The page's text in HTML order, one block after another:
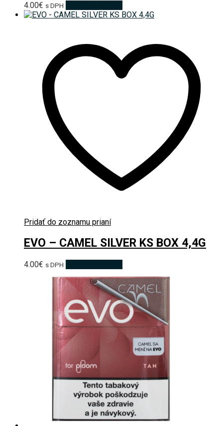
4.00€ s DPH
Pridať do zoznamu prianí
EVO – CAMEL SILVER KS BOX 4,4G
4.00€ s DPH